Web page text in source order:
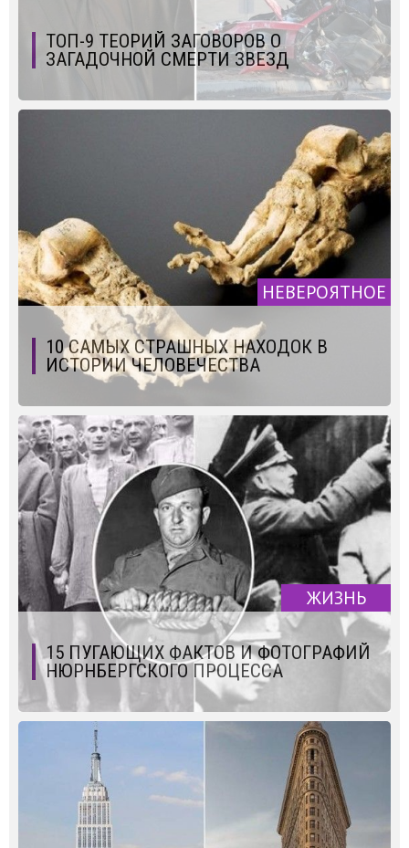
ТОП-9 ТЕОРИЙ ЗАГОВОРОВ О
ЗАГАДОЧНОЙ СМЕРТИ ЗВЕЗД
НЕВЕРОЯТНОЕ
10 САМЫХ СТРАШНЫХ НАХОДОК В
ИСТОРИИ ЧЕЛОВЕЧЕСТВА
ЖИЗНЬ
15 ПУГАЮЩИХ ФАКТОВ И ФОТОГРАФИЙ
НЮРНБЕРГСКОГО ПРОЦЕССА